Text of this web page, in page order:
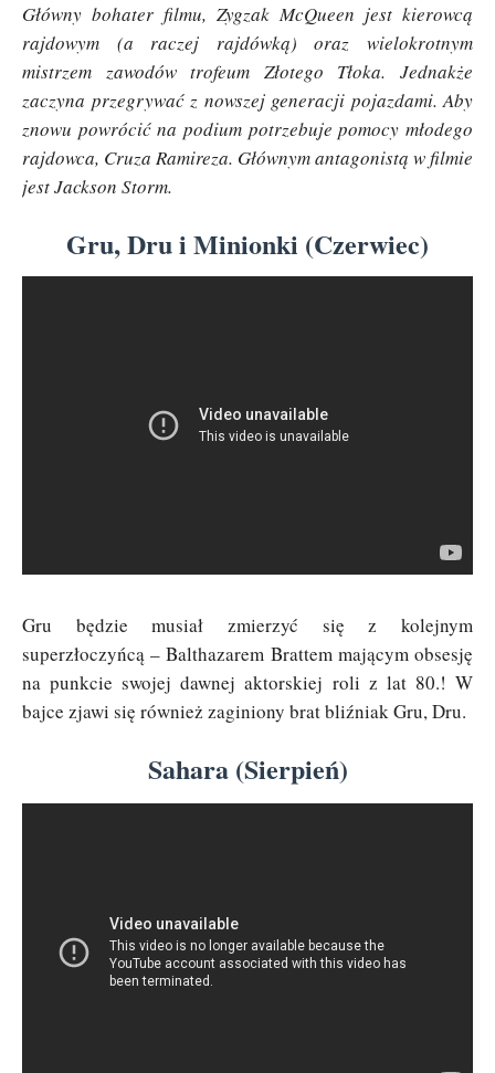
Główny bohater filmu, Zygzak McQueen jest kierowcą
rajdowym (a raczej rajdówką) oraz wielokrotnym
mistrzem zawodów trofeum Złotego Tłoka. Jednakże
zaczyna przegrywać z nowszej generacji pojazdami. Aby
znowu powrócić na podium potrzebuje pomocy młodego
rajdowca, Cruza Ramireza. Głównym antagonistą w filmie
jest Jackson Storm.
Gru, Dru i Minionki (Czerwiec)
Gru będzie musiał zmierzyć się z kolejnym
superzłoczyńcą – Balthazarem Brattem mającym obsesję
na punkcie swojej dawnej aktorskiej roli z lat 80.! W
bajce zjawi się również zaginiony brat bliźniak Gru, Dru.
Sahara (Sierpień)